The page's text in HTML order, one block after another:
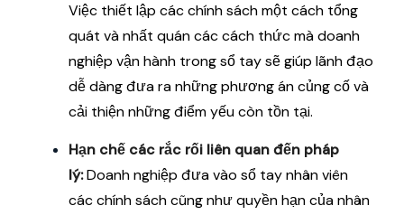
Việc thiết lập các chính sách một cách tổng
quát và nhất quán các cách thức mà doanh
nghiệp vận hành trong sổ tay sẽ giúp lãnh đạo
dễ dàng đưa ra những phương án củng cố và
cải thiện những điểm yếu còn tồn tại.
Hạn chế các rắc rối liên quan đến pháp
lý:Doanh nghiệp đưa vào sổ tay nhân viên
các chính sách cũng như quyền hạn của nhân